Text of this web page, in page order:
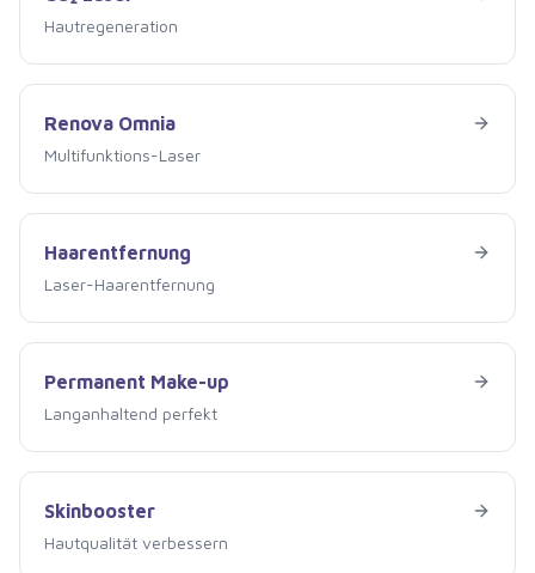
Hautregeneration
Renova Omnia
Multifunktions-Laser
Renova Omnia
Haarentfernung
Laser-Haarentfernung
Haarentfernung
Permanent Make-up
Langanhaltend perfekt
Permanent Make-up
Skinbooster
Hautqualität verbessern
Skinbooster